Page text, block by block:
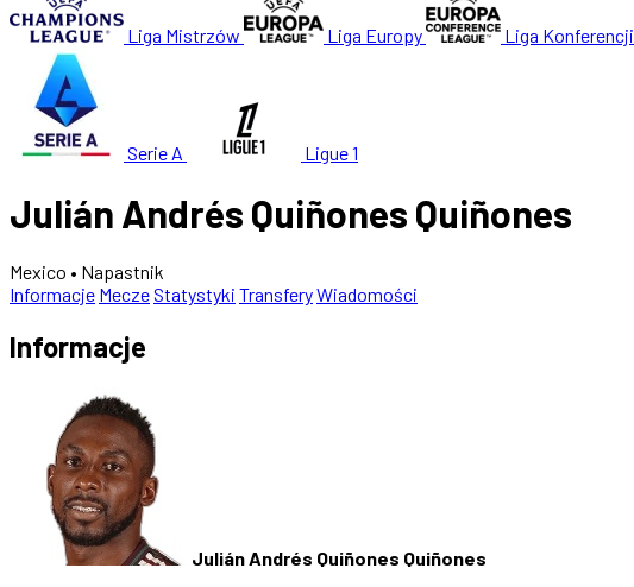
Liga Mistrzów Liga Europy Liga Konferencji
Serie A Ligue 1
Julián Andrés Quiñones Quiñones
Mexico • Napastnik
Informacje MeczeStatystyki TransferyWiadomości
Informacje
Julián Andrés Quiñones Quiñones